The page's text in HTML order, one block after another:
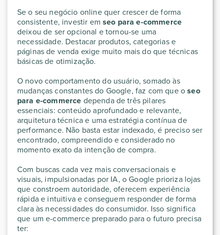
Se o seu negócio online quer crescer de forma
consistente, investir emseo para e-commerce
deixou de ser opcional e tornou-se uma
necessidade. Destacar produtos, categorias e
páginas de venda exige muito mais do que técnicas
básicas de otimização.
O novo comportamento do usuário, somado às
mudanças constantes do Google, faz com que oseo
para e-commerce dependa de três pilares
essenciais: conteúdo aprofundado e relevante,
arquitetura técnica e uma estratégia contínua de
performance. Não basta estar indexado, é preciso ser
encontrado, compreendido e considerado no
momento exato da intenção de compra.
Com buscas cada vez mais conversacionais e
visuais, impulsionadas por IA, o Google prioriza lojas
que constroem autoridade, oferecem experiência
rápida e intuitiva e conseguem responder de forma
clara às necessidades do consumidor. Isso significa
que um e-commerce preparado para o futuro precisa
ter: